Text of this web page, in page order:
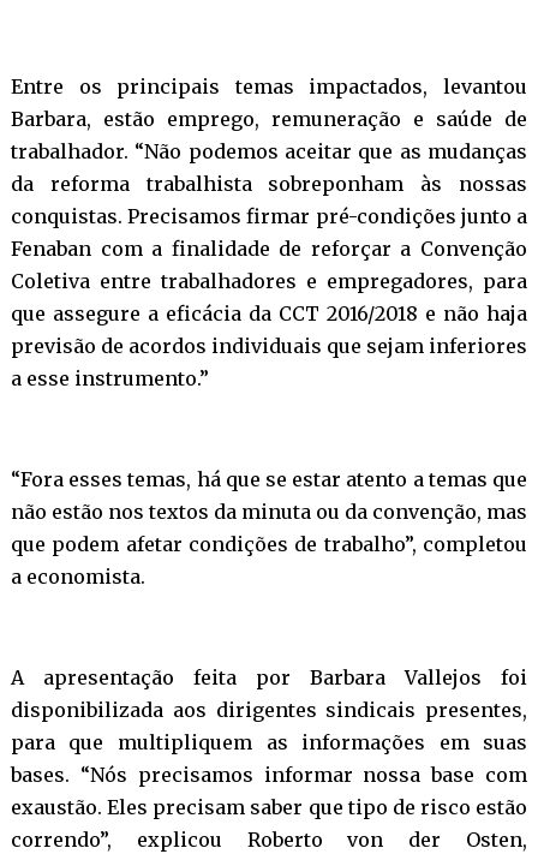
Entre os principais temas impactados, levantou
Barbara, estão emprego, remuneração e saúde de
trabalhador. “Não podemos aceitar que as mudanças
da reforma trabalhista sobreponham às nossas
conquistas. Precisamos firmar pré-condições junto a
Fenaban com a finalidade de reforçar a Convenção
Coletiva entre trabalhadores e empregadores, para
que assegure a eficácia da CCT 2016/2018 e não haja
previsão de acordos individuais que sejam inferiores
a esse instrumento.”
“Fora esses temas, há que se estar atento a temas que
não estão nos textos da minuta ou da convenção, mas
que podem afetar condições de trabalho”, completou
a economista.
A apresentação feita por Barbara Vallejos foi
disponibilizada aos dirigentes sindicais presentes,
para que multipliquem as informações em suas
bases. “Nós precisamos informar nossa base com
exaustão. Eles precisam saber que tipo de risco estão
correndo”, explicou Roberto von der Osten,